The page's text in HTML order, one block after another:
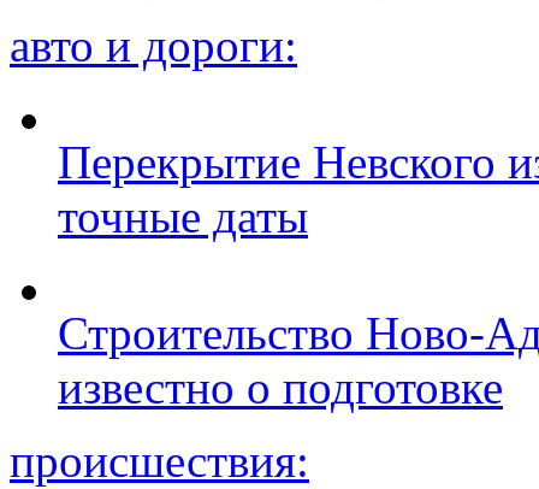
авто и дороги:
Перекрытие Невского
точные даты
Строительство Ново-
известно о подготовке
происшествия: